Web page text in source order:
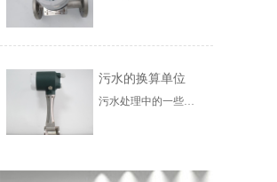
污水的换算单位
污水处理中的一些计算并不是非常复杂和相对简单，但是烦人的是单位的转换和十六进制的变化。在介绍水处理计算之前，我们首先对污水处理中的单元进行介绍。在未来的计算中，需要对使用单位进行大量的转换，因此非常有必要彻底了解水处理中的单位